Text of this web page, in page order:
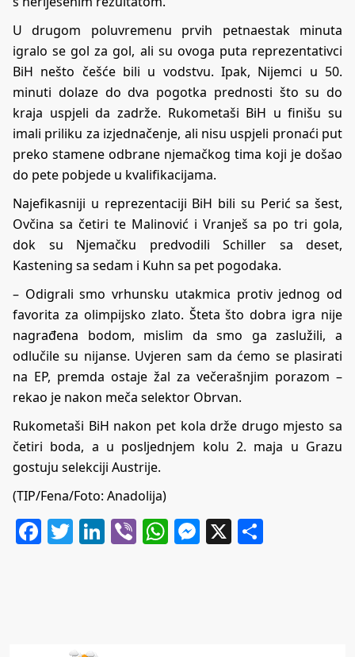
U drugom poluvremenu prvih petnaestak minuta
igralo se gol za gol, ali su ovoga puta reprezentativci
BiH nešto češće bili u vodstvu. Ipak, Nijemci u 50.
minuti dolaze do dva pogotka prednosti što su do
kraja uspjeli da zadrže. Rukometaši BiH u finišu su
imali priliku za izjednačenje, ali nisu uspjeli pronaći put
preko stamene odbrane njemačkog tima koji je došao
do pete pobjede u kvalifikacijama.
Najefikasniji u reprezentaciji BiH bili su Perić sa šest,
Ovčina sa četiri te Malinović i Vranješ sa po tri gola,
dok su Njemačku predvodili Schiller sa deset,
Kastening sa sedam i Kuhn sa pet pogodaka.
– Odigrali smo vrhunsku utakmica protiv jednog od
favorita za olimpijsko zlato. Šteta što dobra igra nije
nagrađena bodom, mislim da smo ga zaslužili, a
odlučile su nijanse. Uvjeren sam da ćemo se plasirati
na EP, premda ostaje žal za večerašnjim porazom –
rekao je nakon meča selektor Obrvan.
Rukometaši BiH nakon pet kola drže drugo mjesto sa
četiri boda, a u posljednjem kolu 2. maja u Grazu
gostuju selekciji Austrije.
(TIP/Fena/Foto: Anadolija)
Facebook
Twitter
LinkedIn
ViberWhatsApp
Messenger
X